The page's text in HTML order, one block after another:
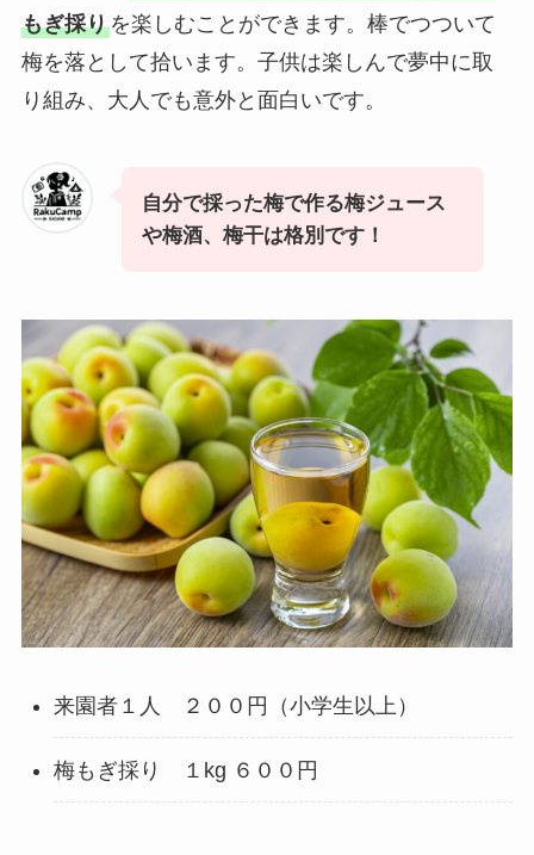
もぎ採りを楽しむことができます。棒でつついて
梅を落として拾います。子供は楽しんで夢中に取
り組み、大人でも意外と面白いです。
自分で採った梅で作る梅ジュース
や梅酒、梅干は格別です！
来園者１人 ２００円（小学生以上）
梅もぎ採り １kg ６００円